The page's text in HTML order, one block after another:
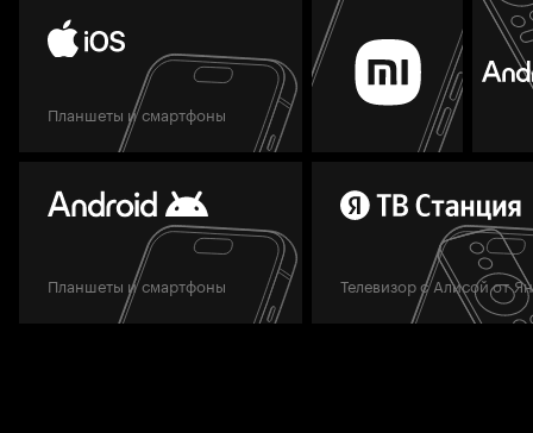
Планшеты и смартфоны
Планшеты и смартфоны Телевизор с Алисой от